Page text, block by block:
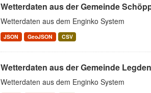
Wetterdaten aus der Gemeinde
Wetterdaten aus dem Enginko System
JSON GeoJSON CSV
Wetterdaten aus der Gemeinde Legden
Wetterdaten aus dem Enginko System